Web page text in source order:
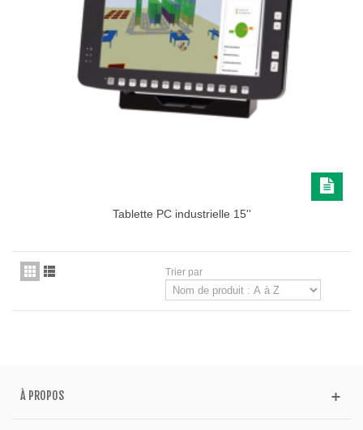
Tablette PC industrielle 15''
Trier par
À PROPOS